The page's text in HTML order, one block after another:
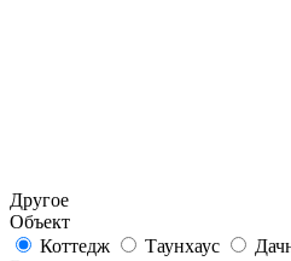
Другое
Объект
Коттедж
Таунхаус